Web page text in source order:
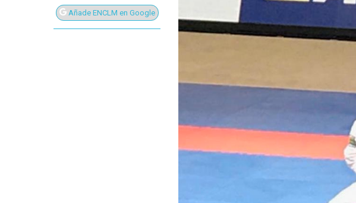
Presiona Intro para buscar o ESC para cerrar
Añade ENCLM en Google